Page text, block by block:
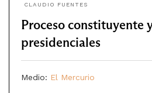
CLAUDIO FUENTES
Proceso constituyente
presidenciales
Medio: El Mercurio